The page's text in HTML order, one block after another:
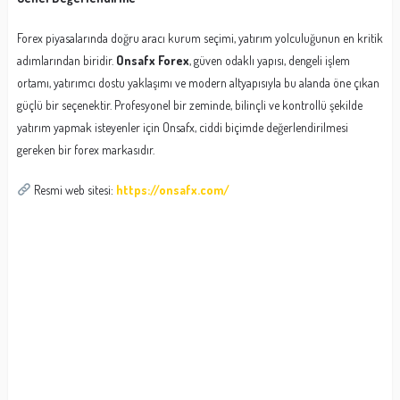
Forex piyasalarında doğru aracı kurum seçimi, yatırım yolculuğunun en kritik
adımlarından biridir. Onsafx Forex, güven odaklı yapısı, dengeli işlem
ortamı, yatırımcı dostu yaklaşımı ve modern altyapısıyla bu alanda öne çıkan
güçlü bir seçenektir. Profesyonel bir zeminde, bilinçli ve kontrollü şekilde
yatırım yapmak isteyenler için Onsafx, ciddi biçimde değerlendirilmesi
gereken bir forex markasıdır.
Resmi web sitesi: https://onsafx.com/